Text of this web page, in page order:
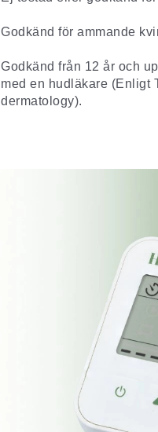
Godkänd för ammande
Godkänd från 12 år och
med en hudläkare (Enligt
dermatology).